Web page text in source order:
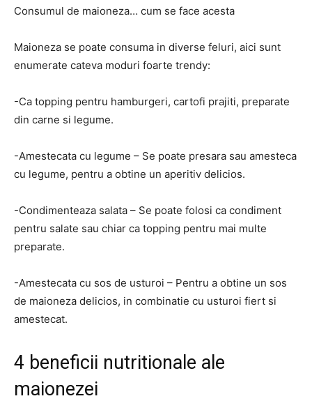
Consumul de maioneza… cum se face acesta
Maioneza se poate consuma in diverse feluri, aici sunt
enumerate cateva moduri foarte trendy:
-Ca topping pentru hamburgeri, cartofi prajiti, preparate
din carne si legume.
-Amestecata cu legume – Se poate presara sau amesteca
cu legume, pentru a obtine un aperitiv delicios.
-Condimenteaza salata – Se poate folosi ca condiment
pentru salate sau chiar ca topping pentru mai multe
preparate.
-Amestecata cu sos de usturoi – Pentru a obtine un sos
de maioneza delicios, in combinatie cu usturoi fiert si
amestecat.
4 beneficii nutritionale ale
maionezei